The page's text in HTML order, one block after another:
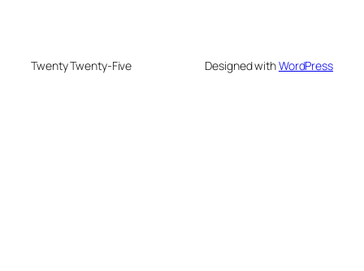
Twenty Twenty-Five Designed withWordPress